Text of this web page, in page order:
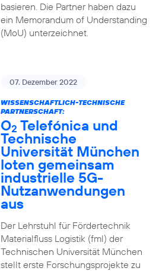
basieren. Die Partner haben dazu
ein Memorandum of Understanding
(MoU) unterzeichnet.
07. Dezember 2022
WISSENSCHAFTLICH-TECHNISCHE
PARTNERSCHAFT:
O2 Telefónica und
Technische
Universität München
loten gemeinsam
industrielle 5G-
Nutzanwendungen
aus
Der Lehrstuhl für Fördertechnik
Materialfluss Logistik (fml) der
Technischen Universität München
stellt erste Forschungsprojekte zu